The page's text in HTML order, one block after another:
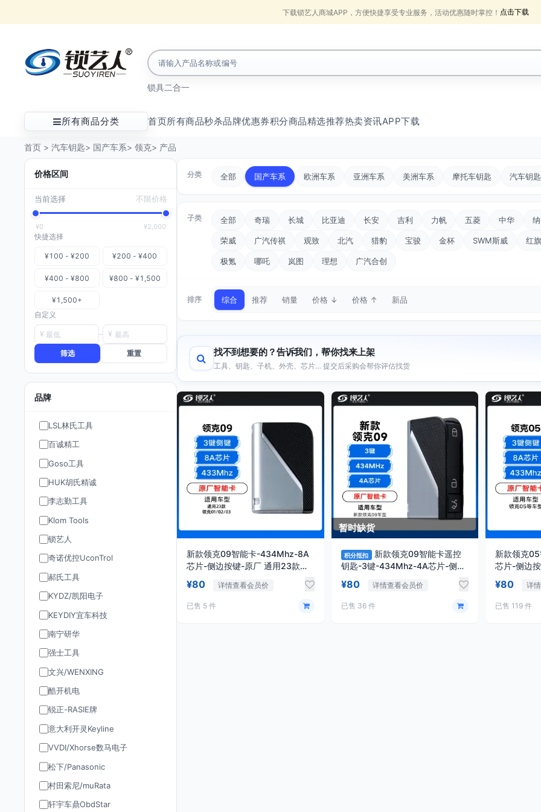
下载锁艺人商城APP，方便快捷享受专业服务，活动优惠随时掌控！ 点击下载
锁具二合一
所有商品分类 首页所有商品秒杀品牌优惠券积分商品精选推荐热卖资讯APP下载
首页 > 汽车钥匙> 国产车系> 领克> 产品
价格区间
当前选择 不限价格
¥0 ¥2,000
快捷选择
¥100 - ¥200 ¥200 - ¥400
¥400 - ¥800 ¥800 - ¥1,500
¥1,500+
自定义
¥ ¥
筛选 重置
品牌
LSL林氏工具
百诚精工
Goso工具
HUK胡氏精诚
李志勤工具
Klom Tools
锁艺人
奇诺优控UconTrol
郝氏工具
KYDZ/凯阳电子
KEYDIY宜车科技
南宁研华
强士工具
文兴/WENXING
酷开机电
锐正-RASIE牌
意大利开灵Keyline
VVDI/Xhorse数马电子
松下/Panasonic
村田索尼/muRata
轩宇车鼎ObdStar
分类 全部 国产车系 欧洲车系 亚洲车系 美洲车系 摩托车钥匙 汽车钥
子类 全部 奇瑞 长城 比亚迪 长安 吉利 力帆 五菱 中华
荣威 广汽传祺 观致 北汽 猎豹 宝骏 金杯 SWM斯威 红旗
极氪 哪吒 岚图 理想 广汽合创
排序 综合 推荐 销量 价格 ↓ 价格 ↑ 新品
找不到想要的？告诉我们，帮你找来上架
工具、钥匙、子机、外壳、芯片… 提交后采购会帮你评估找货
新款领克09智能卡-434Mhz-8A
芯片-侧边按键-原厂 通用23款领
¥80 详情查看会员价
已售 5 件
暂时缺货
积分抵扣
新款领克09智能卡遥控
钥匙-3键-434Mhz-4A芯片-侧边
¥80 详情查看会员价
已售 36 件
新款领克
芯片-侧边
¥80 详
已售 119 件